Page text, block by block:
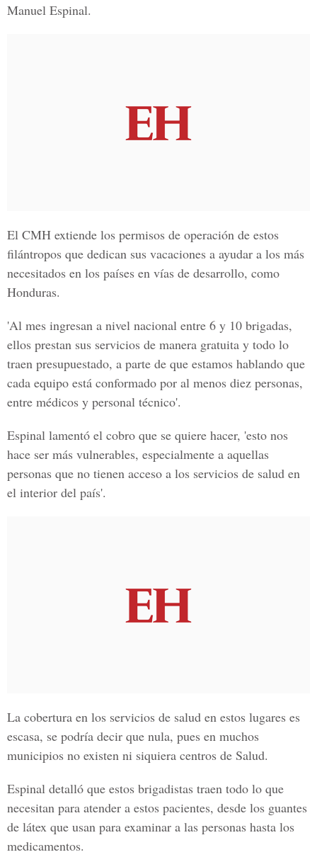
Manuel Espinal.
El CMH extiende los permisos de operación de estos
filántropos que dedican sus vacaciones a ayudar a los más
necesitados en los países en vías de desarrollo, como
Honduras.
'Al mes ingresan a nivel nacional entre 6 y 10 brigadas,
ellos prestan sus servicios de manera gratuita y todo lo
traen presupuestado, a parte de que estamos hablando que
cada equipo está conformado por al menos diez personas,
entre médicos y personal técnico'.
Espinal lamentó el cobro que se quiere hacer, 'esto nos
hace ser más vulnerables, especialmente a aquellas
personas que no tienen acceso a los servicios de salud en
el interior del país'.
La cobertura en los servicios de salud en estos lugares es
escasa, se podría decir que nula, pues en muchos
municipios no existen ni siquiera centros de Salud.
Espinal detalló que estos brigadistas traen todo lo que
necesitan para atender a estos pacientes, desde los guantes
de látex que usan para examinar a las personas hasta los
medicamentos.